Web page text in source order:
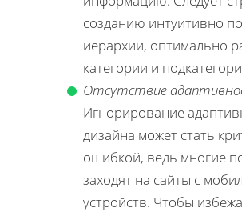
созданию интуитивно
иерархии, оптимально
категории и
Отсутствие
Игнорирование
дизайна может стать
ошибкой, ведь многие
заходят на сайты с
устройств. Чтобы